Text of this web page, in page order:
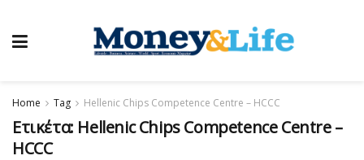
Home Tag Hellenic Chips Competence Centre – HCCC
Ετικέτα: Hellenic Chips Competence Centre –
HCCC